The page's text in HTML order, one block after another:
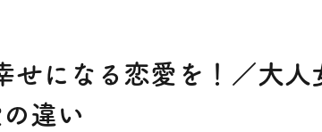
せになる恋愛を！／大人
違い